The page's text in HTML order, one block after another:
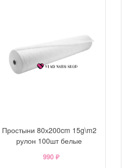
Простыни 80х200cm 15g\m2
рулон 100шт белые
990 ₽